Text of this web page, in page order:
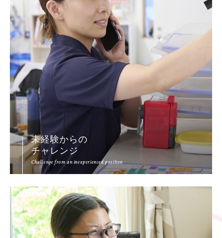
未経験からの
チャレンジ
Challenge from an inexperienced position